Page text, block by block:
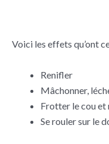
Voici les effets qu’ont
Renifler
Mâchonner,
Frotter le cou et
Se rouler sur le